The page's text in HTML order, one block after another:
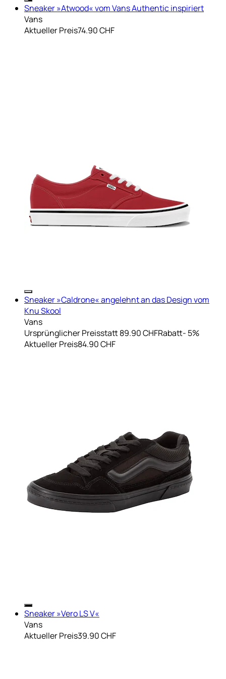
Sneaker »Atwood« vom Vans Authentic inspiriert
Vans
Aktueller Preis74.90 CHF
Sneaker »Caldrone« angelehnt an das Design vom
Knu Skool
Vans
Ursprünglicher Preisstatt 89.90 CHFRabatt- 5%
Aktueller Preis84.90 CHF
Sneaker »Vero LS V«
Vans
Aktueller Preis39.90 CHF